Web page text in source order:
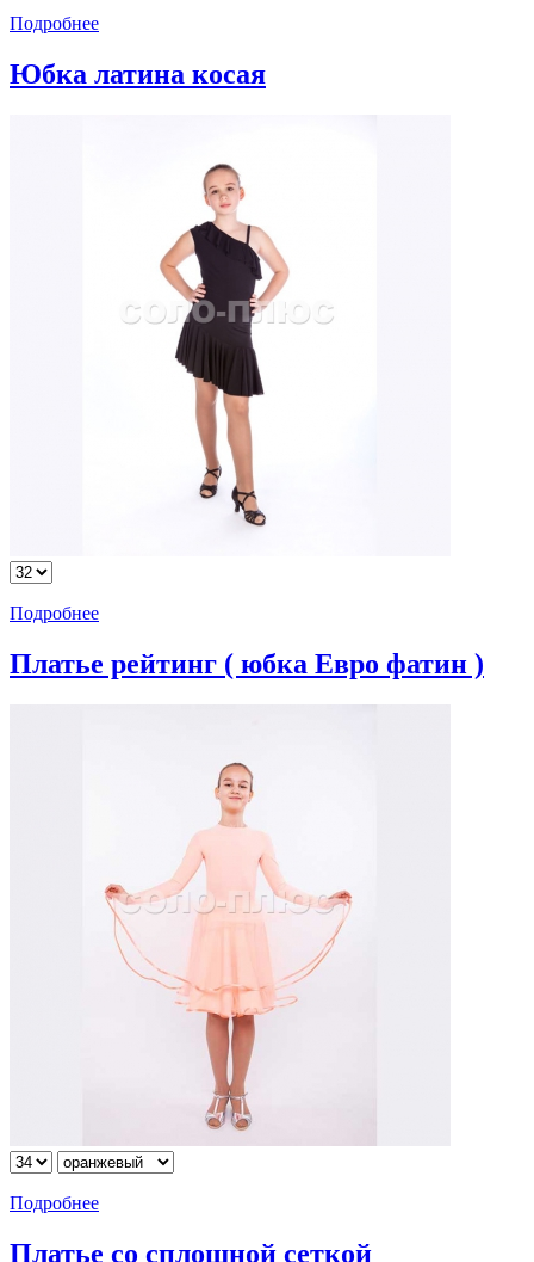
Подробнее
Юбка латина косая
Подробнее
Платье рейтинг ( юбка Евро фатин )
Подробнее
Платье со сплошной сеткой